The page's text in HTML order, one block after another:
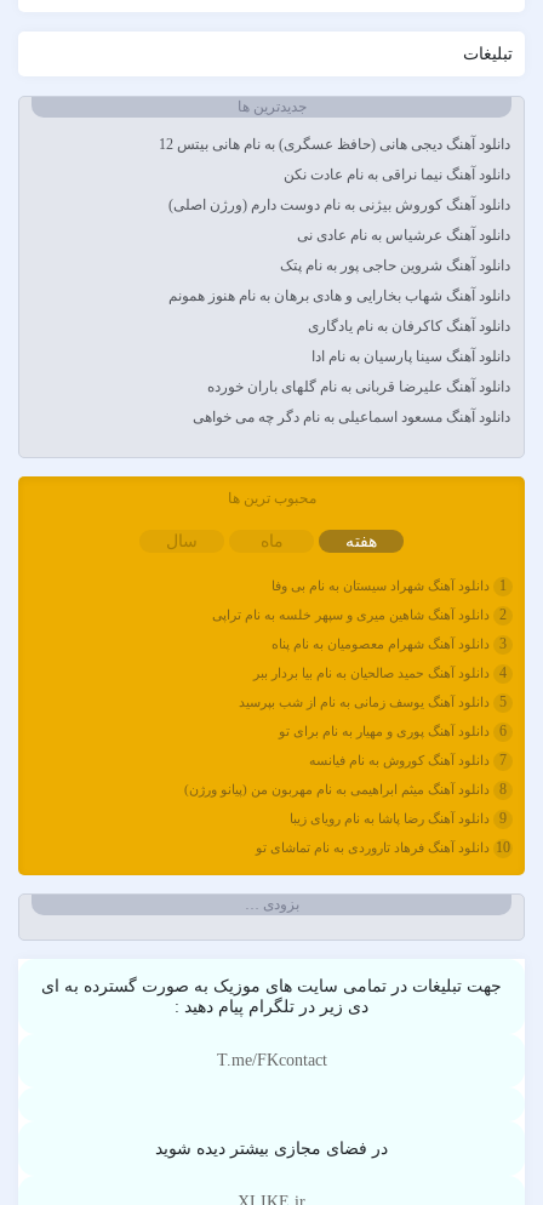
آبا مقدم
آبتین روحبخش داوران
آبتین یارا
آتوین
آدرین
آدوین
آدین
آر اس اچ
آراد
آراد شاک
آراد عباسی
آران براتی و ایمان حمیدی
آران، مُوِرس و وینتِرس
آرپژ
آرتا
آرتا اسدی
آرتا و سارن
آرتبن بهادری
آرتين شاهوران
آرتین
آردا
تبلیغات
جدیدترین ها
دانلود آهنگ دیجی هانی (حافظ عسگری) به نام هانی بیتس 12
دانلود آهنگ نیما نراقی به نام عادت نکن
دانلود آهنگ کوروش بیژنی به نام دوست دارم (ورژن اصلی)
دانلود آهنگ عرشیاس به نام عادی نی
دانلود آهنگ شروین حاجی پور به نام پتک
دانلود آهنگ شهاب بخارایی و هادی برهان به نام هنوز همونم
دانلود آهنگ کاکرفان به نام یادگاری
دانلود آهنگ سینا پارسیان به نام ادا
دانلود آهنگ علیرضا قربانی به نام گلهای باران خورده
دانلود آهنگ مسعود اسماعیلی به نام دگر چه می خواهی
محبوب ترین ها
هفته ماه سال
1 دانلود آهنگ شهراد سیستان به نام بی وفا
2 دانلود آهنگ شاهین میری و سپهر خلسه به نام تراپی
3 دانلود آهنگ شهرام معصومیان به نام پناه
4 دانلود آهنگ حمید صالحیان به نام بیا بردار ببر
5 دانلود آهنگ یوسف زمانی به نام از شب بپرسید
6 دانلود آهنگ پوری و مهیار به نام برای تو
7 دانلود آهنگ کوروش به نام فیانسه
8 دانلود آهنگ میثم ابراهیمی به نام مهربون من (پیانو ورژن)
9 دانلود آهنگ رضا پاشا به نام رویای زیبا
10 دانلود آهنگ فرهاد تاروردی به نام تماشای تو
بزودی …
جهت تبلیغات در تمامی سایت های موزیک به صورت گسترده به ای
دی زیر در تلگرام پیام دهید :
T.me/FKcontact
در فضای مجازی بیشتر دیده شوید